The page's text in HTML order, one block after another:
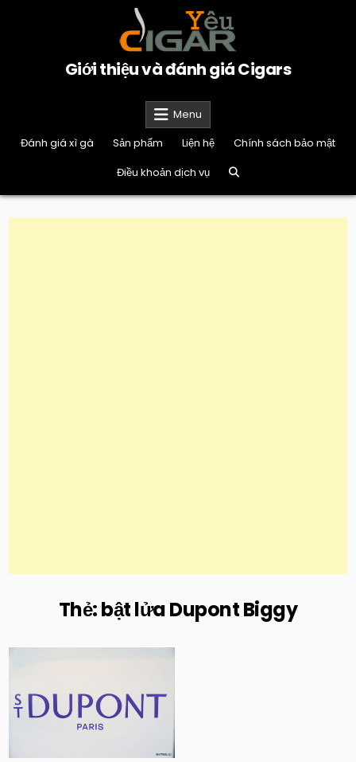
Giới thiệu và đánh giá Cigars
Menu
Đánh giá xì gà
Sản phẩm Liện hệ
Chính sách bảo mật
Điều khoản dịch vụ
Thẻ:bật lửa Dupont Biggy
Posted
in